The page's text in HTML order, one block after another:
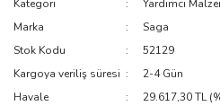
Kategori
Yardımcı
Marka
Saga
Stok Kodu
52129
Kargoya veriliş süresi
2-4 Gün
Havale
29.617,30 TL